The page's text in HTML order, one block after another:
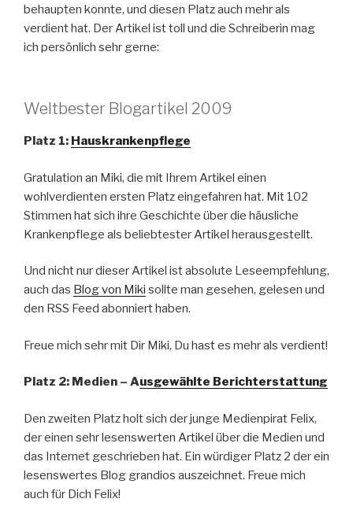
behaupten konnte, und diesen Platz auch mehr als
verdient hat. Der Artikel ist toll und die Schreiberin mag
ich persönlich sehr gerne:
Weltbester Blogartikel 2009
Platz 1: Hauskrankenpflege
Gratulation an Miki, die mit Ihrem Artikel einen
wohlverdienten ersten Platz eingefahren hat. Mit 102
Stimmen hat sich ihre Geschichte über die häusliche
Krankenpflege als beliebtester Artikel herausgestellt.
Und nicht nur dieser Artikel ist absolute Leseempfehlung,
auch das Blog von Miki sollte man gesehen, gelesen und
den RSS Feed abonniert haben.
Freue mich sehr mit Dir Miki, Du hast es mehr als verdient!
Platz 2: Medien – Ausgewählte Berichterstattung
Den zweiten Platz holt sich der junge Medienpirat Felix,
der einen sehr lesenswerten Artikel über die Medien und
das Internet geschrieben hat. Ein würdiger Platz 2 der ein
lesenswertes Blog grandios auszeichnet. Freue mich
auch für Dich Felix!